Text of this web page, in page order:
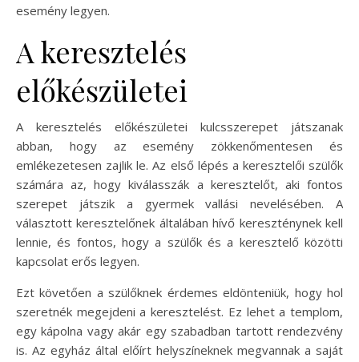
esemény legyen.
A keresztelés
előkészületei
A keresztelés előkészületei kulcsszerepet játszanak
abban, hogy az esemény zökkenőmentesen és
emlékezetesen zajlik le. Az első lépés a keresztelői szülők
számára az, hogy kiválasszák a keresztelőt, aki fontos
szerepet játszik a gyermek vallási nevelésében. A
választott keresztelőnek általában hívő kereszténynek kell
lennie, és fontos, hogy a szülők és a keresztelő közötti
kapcsolat erős legyen.
Ezt követően a szülőknek érdemes eldönteniük, hogy hol
szeretnék megejdeni a keresztelést. Ez lehet a templom,
egy kápolna vagy akár egy szabadban tartott rendezvény
is. Az egyház által előírt helyszíneknek megvannak a saját